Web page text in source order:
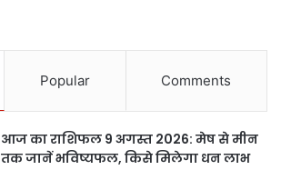
Popular Comments
आज का राशिफल 9 अगस्त 2026: मेष से मीन
तक जानें भविष्यफल, किसे मिलेगा धन लाभ